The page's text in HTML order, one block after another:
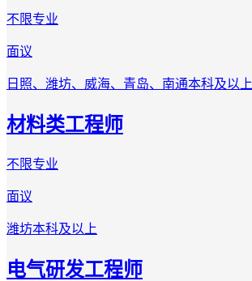
不限专业
面议
日照、潍坊、威海、青岛、南通本科及以上
材料类工程师
不限专业
面议
潍坊本科及以上
电气研发工程师